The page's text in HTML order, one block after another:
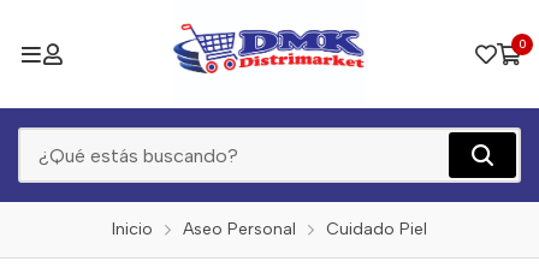
0
Inicio Aseo Personal Cuidado Piel